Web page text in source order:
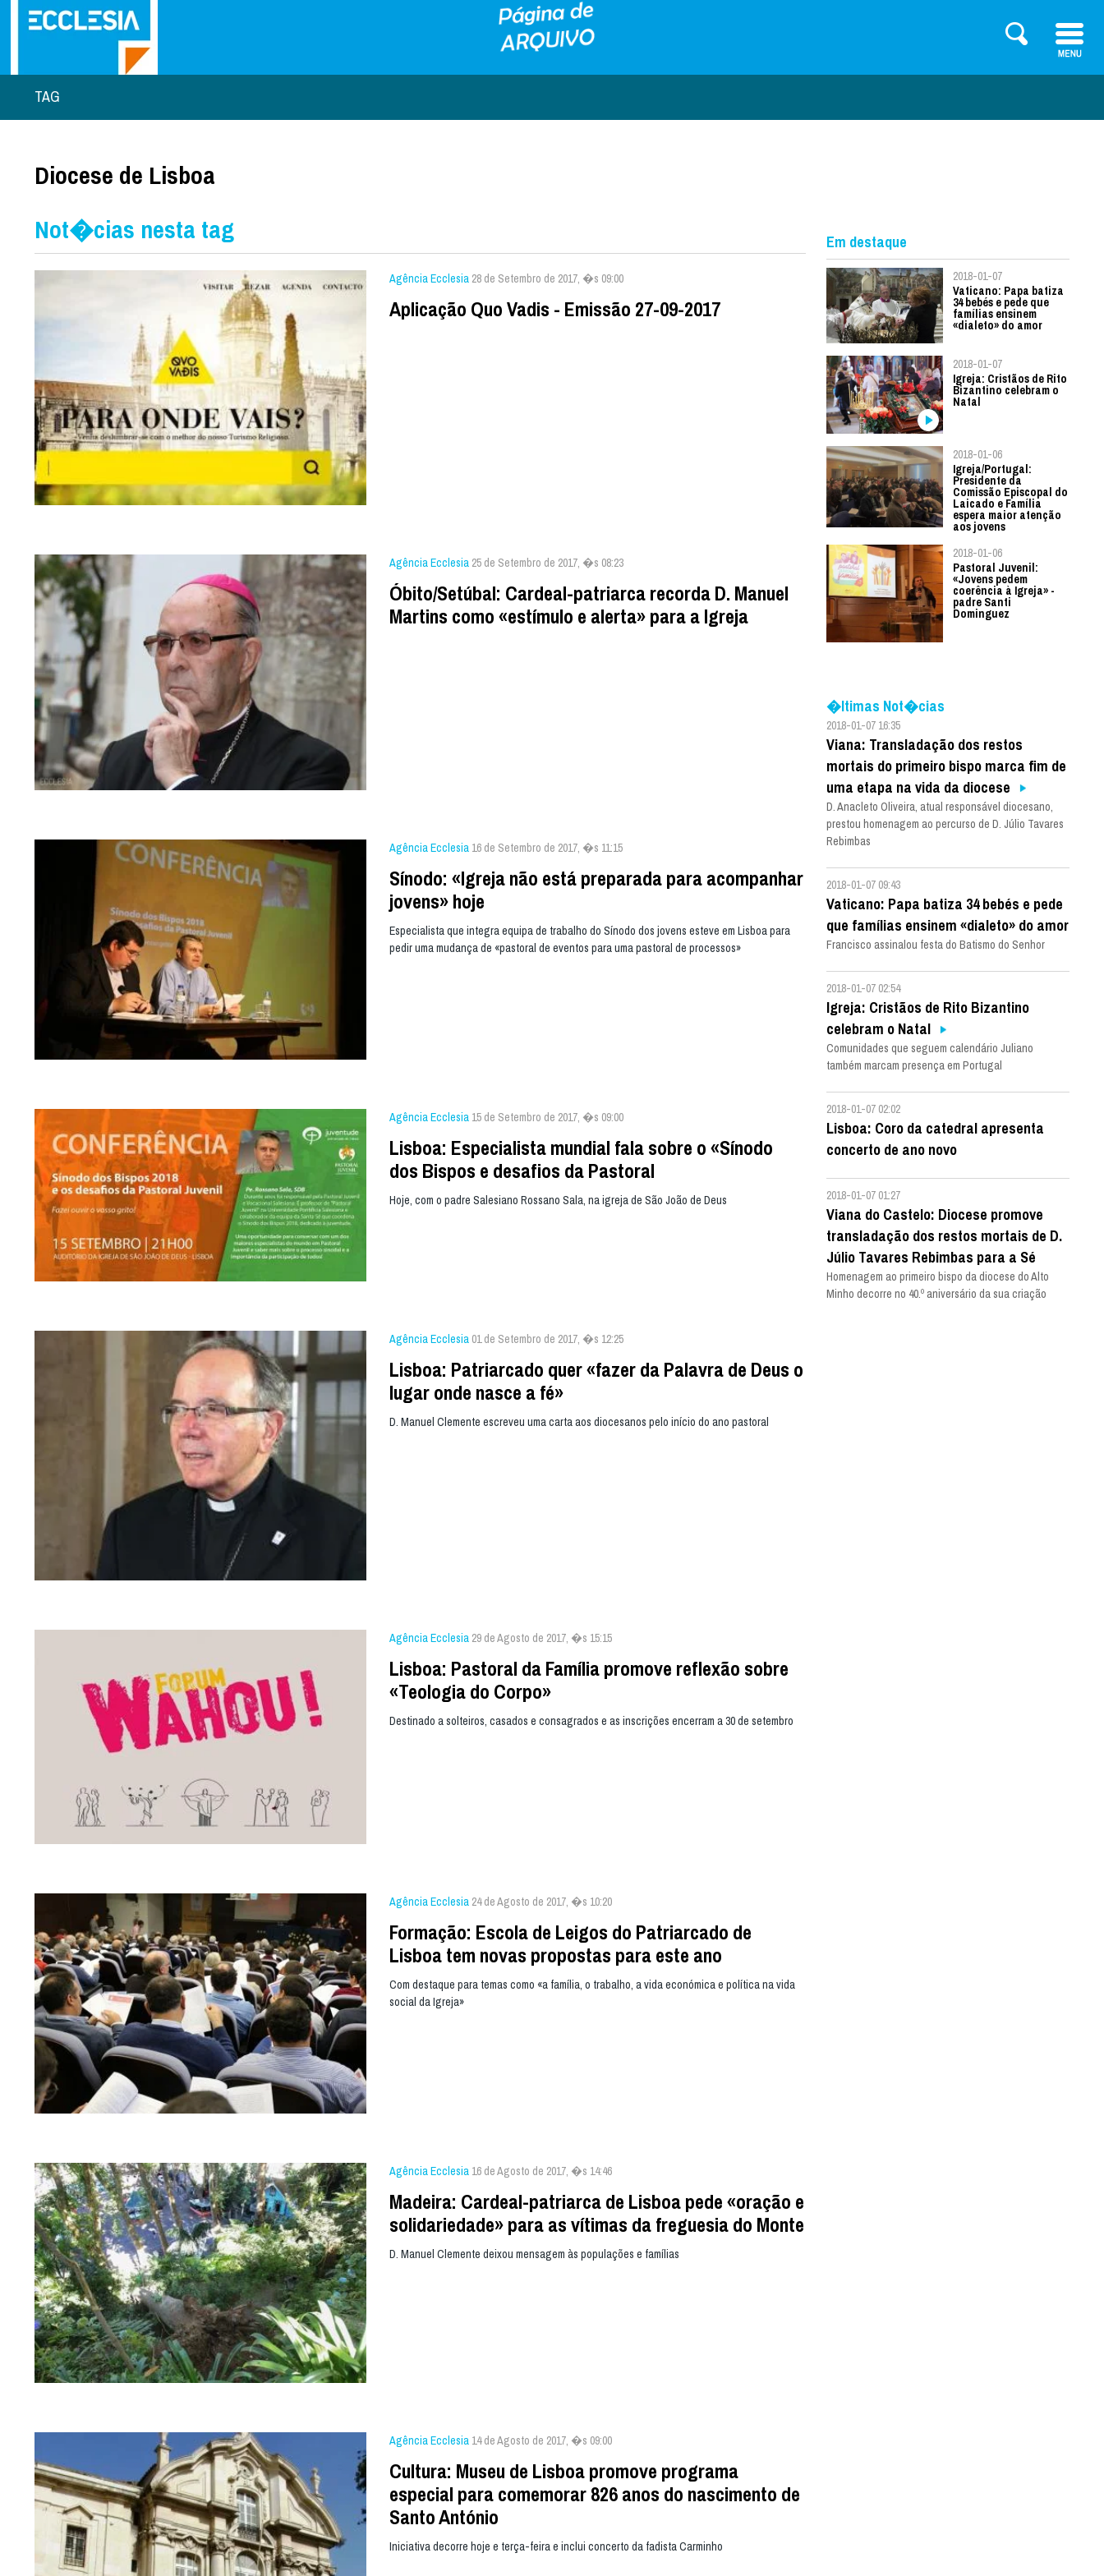
TAG
Diocese de Lisboa
Not�cias nesta tag
Agência Ecclesia 28 de Setembro de 2017, �s 09:00
Aplicação Quo Vadis - Emissão 27-09-2017
Agência Ecclesia 25 de Setembro de 2017, �s 08:23
Óbito/Setúbal: Cardeal-patriarca recorda D. Manuel
Martins como «estímulo e alerta» para a Igreja
Agência Ecclesia 16 de Setembro de 2017, �s 11:15
Sínodo: «Igreja não está preparada para acompanhar
jovens» hoje
Especialista que integra equipa de trabalho do Sínodo dos jovens esteve em Lisboa para
pedir uma mudança de «pastoral de eventos para uma pastoral de processos»
Agência Ecclesia 15 de Setembro de 2017, �s 09:00
Lisboa: Especialista mundial fala sobre o «Sínodo
dos Bispos e desafios da Pastoral
Hoje, com o padre Salesiano Rossano Sala, na igreja de São João de Deus
Agência Ecclesia 01 de Setembro de 2017, �s 12:25
Lisboa: Patriarcado quer «fazer da Palavra de Deus o
lugar onde nasce a fé»
D. Manuel Clemente escreveu uma carta aos diocesanos pelo início do ano pastoral
Agência Ecclesia 29 de Agosto de 2017, �s 15:15
Lisboa: Pastoral da Família promove reflexão sobre
«Teologia do Corpo»
Destinado a solteiros, casados e consagrados e as inscrições encerram a 30 de setembro
Agência Ecclesia 24 de Agosto de 2017, �s 10:20
Formação: Escola de Leigos do Patriarcado de
Lisboa tem novas propostas para este ano
Com destaque para temas como «a família, o trabalho, a vida económica e política na vida
social da Igreja»
Agência Ecclesia 16 de Agosto de 2017, �s 14:46
Madeira: Cardeal-patriarca de Lisboa pede «oração e
solidariedade» para as vítimas da freguesia do Monte
D. Manuel Clemente deixou mensagem às populações e famílias
Agência Ecclesia 14 de Agosto de 2017, �s 09:00
Cultura: Museu de Lisboa promove programa
especial para comemorar 826 anos do nascimento de
Santo António
Iniciativa decorre hoje e terça-feira e inclui concerto da fadista Carminho
Em destaque
2018-01-07
Vaticano: Papa batiza
34 bebés e pede que
famílias ensinem
«dialeto» do amor
2018-01-07
Igreja: Cristãos de Rito
Bizantino celebram o
Natal
2018-01-06
Igreja/Portugal:
Presidente da
Comissão Episcopal do
Laicado e Família
espera maior atenção
aos jovens
2018-01-06
Pastoral Juvenil:
«Jovens pedem
coerência à Igreja» -
padre Santi
Dominguez
�ltimas Not�cias
2018-01-07 16:35
Viana: Transladação dos restos
mortais do primeiro bispo marca fim de
uma etapa na vida da diocese
D. Anacleto Oliveira, atual responsável diocesano,
prestou homenagem ao percurso de D. Júlio Tavares
Rebimbas
2018-01-07 09:43
Vaticano: Papa batiza 34 bebés e pede
que famílias ensinem «dialeto» do amor
Francisco assinalou festa do Batismo do Senhor
2018-01-07 02:54
Igreja: Cristãos de Rito Bizantino
celebram o Natal
Comunidades que seguem calendário Juliano
também marcam presença em Portugal
2018-01-07 02:02
Lisboa: Coro da catedral apresenta
concerto de ano novo
2018-01-07 01:27
Viana do Castelo: Diocese promove
transladação dos restos mortais de D.
Júlio Tavares Rebimbas para a Sé
Homenagem ao primeiro bispo da diocese do Alto
Minho decorre no 40.º aniversário da sua criação